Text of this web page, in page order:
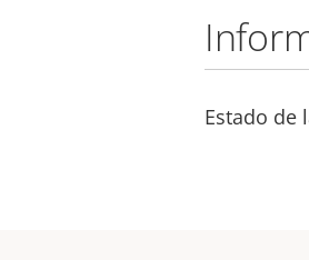
Estado de